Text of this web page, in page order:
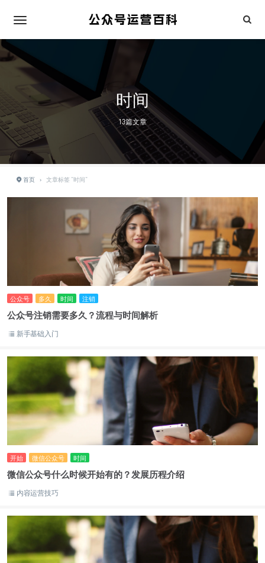
时间
13篇文章
首页 › 文章标签 "时间"
公众号 多久 时间 注销
公众号注销需要多久？流程与时间解析
新手基础入门
开始 微信公众号 时间
微信公众号什么时候开始有的？发展历程介绍
内容运营技巧